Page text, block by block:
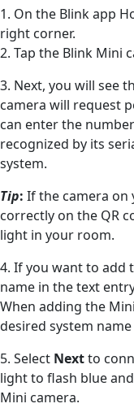
1. On the Blink app
right corner.
2. Tap the Blink Mini
3. Next, you will see
camera will request
can enter the
recognized by its
system.
Tip: If the camera on
correctly on the QR
light in your room.
4. If you want to add
name in the text
When adding the
desired system
5. Select Nextto
light to flash blue
Mini camera.